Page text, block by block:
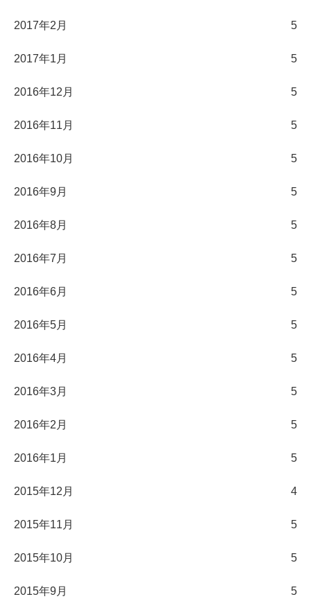
2017年2月 5
2017年1月 5
2016年12月 5
2016年11月 5
2016年10月 5
2016年9月 5
2016年8月 5
2016年7月 5
2016年6月 5
2016年5月 5
2016年4月 5
2016年3月 5
2016年2月 5
2016年1月 5
2015年12月 4
2015年11月 5
2015年10月 5
2015年9月 5